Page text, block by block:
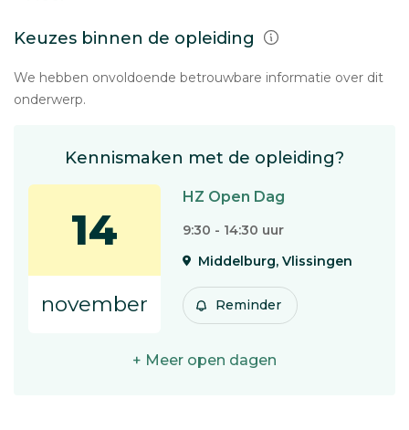
Keuzes binnen de opleiding
We hebben onvoldoende betrouwbare informatie over dit
onderwerp.
Kennismaken met de opleiding?
14
november
HZ Open Dag
9:30 - 14:30 uur
Middelburg, Vlissingen
Reminder
+ Meer open dagen